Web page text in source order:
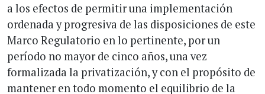
a los efectos de permitir una implementación
ordenada y progresiva de las disposiciones de este
Marco Regulatorio en lo pertinente, por un
período no mayor de cinco años, una vez
formalizada la privatización, y con el propósito de
mantener en todo momento el equilibrio de la